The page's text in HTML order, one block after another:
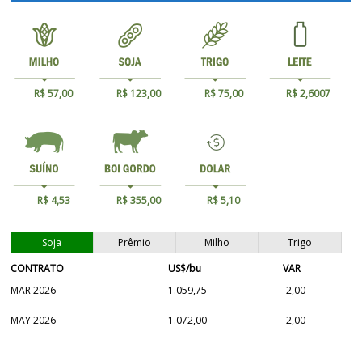
R$ 57,00 R$ 123,00 R$ 75,00 R$ 2,6007
R$ 4,53 R$ 355,00 R$ 5,10
Soja Prêmio Milho
Trigo
CONTRATO
US$/bu
VAR
MAR 2026
1.059,75 -2,00
MAY 2026 1.072,00 -2,00